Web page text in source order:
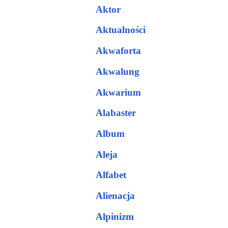
Aktor
Aktualności
Akwaforta
Akwalung
Akwarium
Alabaster
Album
Aleja
Alfabet
Alienacja
Alpinizm